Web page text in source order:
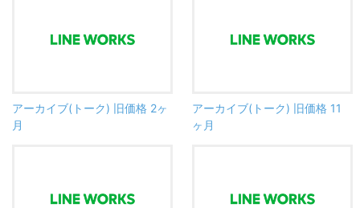
アーカイブ(トーク) 旧価格 2ヶ
月
アーカイブ(トーク) 旧価格 11
ヶ月